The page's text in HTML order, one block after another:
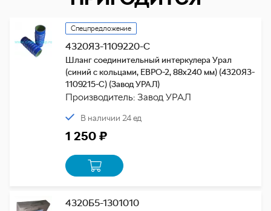
Спецпредложение
4320Я3-1109220-С
Шланг соединительный интеркулера Урал
(синий с кольцами, ЕВРО-2, 88х240 мм) (4320Я3-
1109215-С) (Завод УРАЛ)
Производитель: Завод УРАЛ
В наличии 24 ед
1 250 ₽
4320Б5-1301010